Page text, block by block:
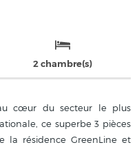
2 chambre(s)
cœur du secteur le plus
ce superbe 3 pièces
la résidence GreenLine et